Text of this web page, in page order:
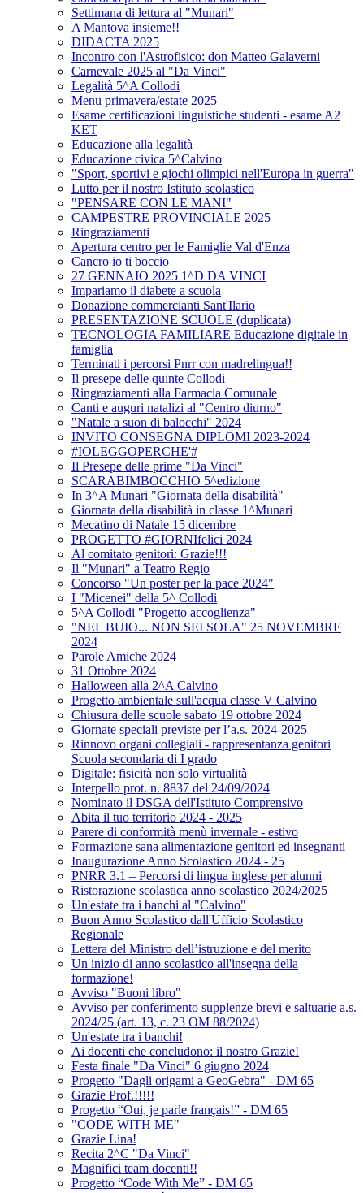
Settimana di lettura al "Munari"
A Mantova insieme!!
DIDACTA 2025
Incontro con l'Astrofisico: don Matteo Galaverni
Carnevale 2025 al "Da Vinci"
Legalità 5^A Collodi
Menu primavera/estate 2025
Esame certificazioni linguistiche studenti - esame A2
KET
Educazione alla legalità
Educazione civica 5^Calvino
"Sport, sportivi e giochi olimpici nell'Europa in guerra"
Lutto per il nostro Istituto scolastico
"PENSARE CON LE MANI"
CAMPESTRE PROVINCIALE 2025
Ringraziamenti
Apertura centro per le Famiglie Val d'Enza
Cancro io ti boccio
27 GENNAIO 2025 1^D DA VINCI
Impariamo il diabete a scuola
Donazione commercianti Sant'Ilario
PRESENTAZIONE SCUOLE (duplicata)
TECNOLOGIA FAMILIARE Educazione digitale in
famiglia
Terminati i percorsi Pnrr con madrelingua!!
Il presepe delle quinte Collodi
Ringraziamenti alla Farmacia Comunale
Canti e auguri natalizi al "Centro diurno"
"Natale a suon di balocchi" 2024
INVITO CONSEGNA DIPLOMI 2023-2024
#IOLEGGOPERCHE'#
Il Presepe delle prime "Da Vinci"
SCARABIMBOCCHIO 5^edizione
In 3^A Munari "Giornata della disabilità"
Giornata della disabilità in classe 1^Munari
Mecatino di Natale 15 dicembre
PROGETTO #GIORNIfelici 2024
Al comitato genitori: Grazie!!!
Il "Munari" a Teatro Regio
Concorso "Un poster per la pace 2024"
I "Micenei" della 5^ Collodi
5^A Collodi "Progetto accoglienza"
"NEL BUIO... NON SEI SOLA" 25 NOVEMBRE
2024
Parole Amiche 2024
31 Ottobre 2024
Halloween alla 2^A Calvino
Progetto ambientale sull'acqua classe V Calvino
Chiusura delle scuole sabato 19 ottobre 2024
Giornate speciali previste per l’a.s. 2024-2025
Rinnovo organi collegiali - rappresentanza genitori
Scuola secondaria di I grado
Digitale: fisicità non solo virtualità
Interpello prot. n. 8837 del 24/09/2024
Nominato il DSGA dell'Istituto Comprensivo
Abita il tuo territorio 2024 - 2025
Parere di conformità menù invernale - estivo
Formazione sana alimentazione genitori ed insegnanti
Inaugurazione Anno Scolastico 2024 - 25
PNRR 3.1 – Percorsi di lingua inglese per alunni
Ristorazione scolastica anno scolastico 2024/2025
Un'estate tra i banchi al "Calvino"
Buon Anno Scolastico dall'Ufficio Scolastico
Regionale
Lettera del Ministro dell’istruzione e del merito
Un inizio di anno scolastico all'insegna della
formazione!
Avviso "Buoni libro"
Avviso per conferimento supplenze brevi e saltuarie a.s.
2024/25 (art. 13, c. 23 OM 88/2024)
Un'estate tra i banchi!
Ai docenti che concludono: il nostro Grazie!
Festa finale "Da Vinci" 6 giugno 2024
Progetto "Dagli origami a GeoGebra" - DM 65
Grazie Prof.!!!!!
Progetto “Oui, je parle français!” - DM 65
"CODE WITH ME"
Grazie Lina!
Recita 2^C "Da Vinci"
Magnifici team docenti!!
Progetto “Code With Me” - DM 65